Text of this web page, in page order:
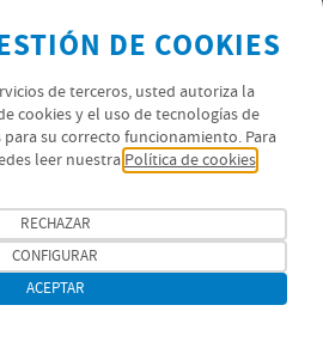
OK
DE COOKIES
de terceros, usted autoriza la
cookies y el uso de tecnologías de
su correcto funcionamiento. Para
leer nuestra Política de cookies
RECHAZAR
CONFIGURAR
ACEPTAR